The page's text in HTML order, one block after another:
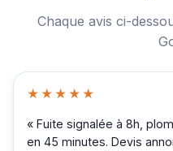
Chaque avis ci-
★★★★★
« Fuite signalée à 8h,
en 45 minutes. Devis